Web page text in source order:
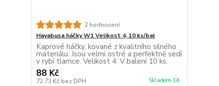
2 hodnocení
Hayabusa háčky W1 Velikost 4, 10 ks/bal
Kaprové háčky, kované z kvalitního silného
materiálu. Jsou velmi ostré a perfektně sedí
v rybí tlamce. Velikost 4. V balení 10 ks.
88 Kč
72,73 Kč bez DPH Skladem 14